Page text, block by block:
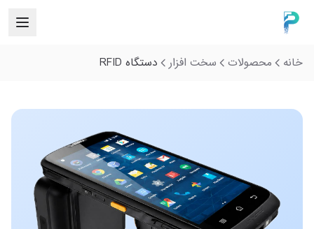
خانه محصولات سخت افزار دستگاه RFID